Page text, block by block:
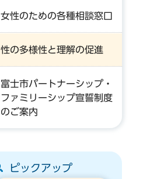
女性のための各種相談窓口
性の多様性と理解の促進
富士市パートナーシップ・
ファミリーシップ宣誓制度
のご案内
ピックアップ